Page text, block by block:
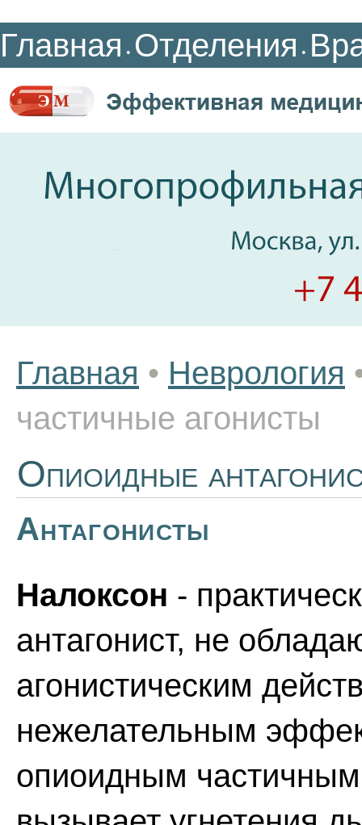
Главная • Отделения •
Главная • Неврология
частичные агонисты
Опиоидные
Антагонисты
Налоксон -
антагонист, не
агонистическим
нежелательным
опиоидным